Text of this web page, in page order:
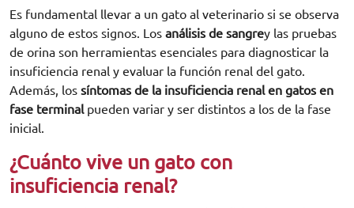
Es fundamental llevar a un gato al veterinario si se observa
alguno de estos signos. Los análisis de sangrey las pruebas
de orina son herramientas esenciales para diagnosticar la
insuficiencia renal y evaluar la función renal del gato.
Además, los síntomas de la insuficiencia renal en gatos en
fase terminal pueden variar y ser distintos a los de la fase
inicial.
¿Cuánto vive un gato con
insuficiencia renal?